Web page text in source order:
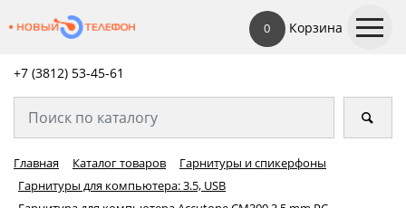
0 Корзина
+7 (3812) 53-45-61
Главная Каталог товаров
Гарнитуры и спикерфоны
Гарнитуры для компьютера: 3.5, USB